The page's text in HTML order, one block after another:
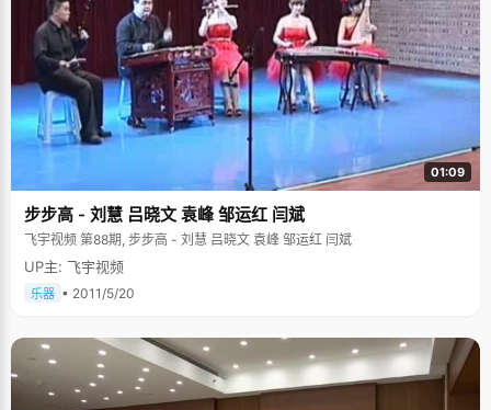
01:09
步步高 - 刘慧 吕晓文 袁峰 邹运红 闫斌
飞宇视频 第88期, 步步高 - 刘慧 吕晓文 袁峰 邹运红 闫斌
UP主: 飞宇视频
乐器 • 2011/5/20